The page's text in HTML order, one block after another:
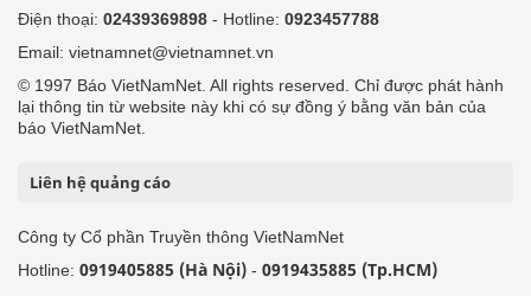
Điện thoại: 02439369898 - Hotline: 0923457788
Email: vietnamnet@vietnamnet.vn
© 1997 Báo VietNamNet. All rights reserved. Chỉ được phát hành
lại thông tin từ website này khi có sự đồng ý bằng văn bản của
báo VietNamNet.
Liên hệ quảng cáo
Công ty Cổ phần Truyền thông VietNamNet
Hotline: 0919405885 (Hà Nội) - 0919435885 (Tp.HCM)